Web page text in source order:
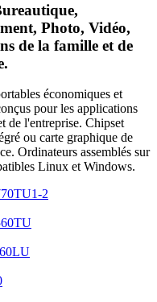
Photo, Vidéo,
de la famille et de
économiques et
pour les applications
de l'entreprise. Chipset
ou carte graphique de
Ordinateurs assemblés sur
Linux et Windows.
2